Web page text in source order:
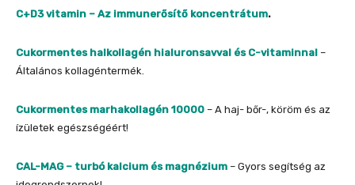
C+D3 vitamin – Az immunerősítő koncentrátum.
Cukormentes halkollagén hialuronsavval és C-vitaminnal –
Általános kollagéntermék.
Cukormentes marhakollagén 10000 – A haj- bőr-, köröm és az
ízületek egészségéért!
CAL-MAG – turbó kalcium és magnézium – Gyors segítség az